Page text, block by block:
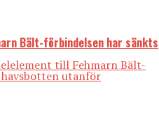
Bält-förbindelsen har sänkts
till Fehmarn Bält-
utanför